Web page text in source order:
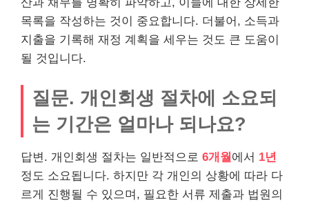
목록을 작성하는 것이 중요합니다. 더불어, 소득과
지출을 기록해 재정 계획을 세우는 것도 큰 도움이
될 것입니다.
질문. 개인회생 절차에 소요되
는 기간은 얼마나 되나요?
답변. 개인회생 절차는 일반적으로 6개월 에서 1년
정도 소요됩니다. 하지만 각 개인의 상황에 따라 다
르게 진행될 수 있으며, 필요한 서류 제출과 법원의